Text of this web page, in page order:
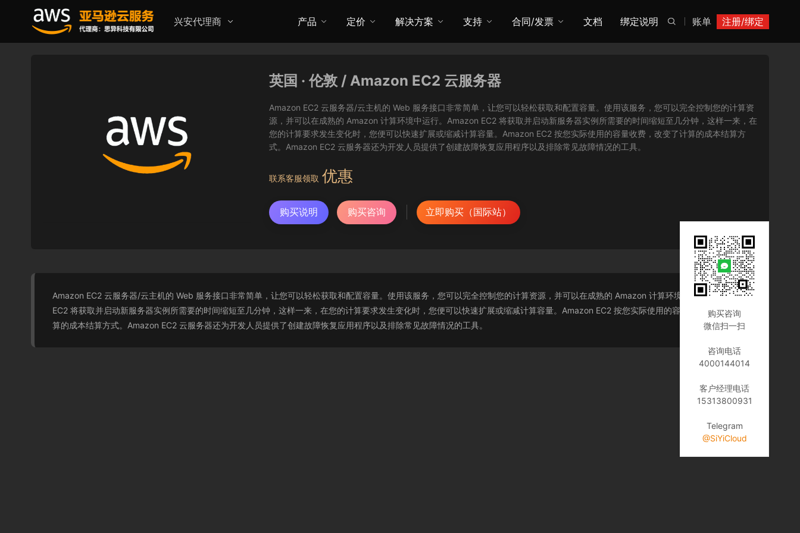
兴安代理商 账单 注册/绑定

产品 定价 解决方案 支持 合同/发票 文档 绑定说明
英国 · 伦敦 / Amazon EC2 云服务器
Amazon EC2 云服务器/云主机的 Web 服务接口非常简单，让您可以轻松获取和配置容量。使用该服务，您可以完全控制您的计算资
源，并可以在成熟的 Amazon 计算环境中运行。Amazon EC2 将获取并启动新服务器实例所需要的时间缩短至几分钟，这样一来，在
您的计算要求发生变化时，您便可以快速扩展或缩减计算容量。Amazon EC2 按您实际使用的容量收费，改变了计算的成本结算方
式。Amazon EC2 云服务器还为开发人员提供了创建故障恢复应用程序以及排除常见故障情况的工具。
联系客服领取 优惠
购买说明 购买咨询 立即购买（国际站）
Amazon EC2 云服务器/云主机的 Web 服务接口非常简单，让您可以轻松获取和配置容量。使用该服务，您可以完全控制您的计算资源，并可以在成熟的 Amazon 计算环境中运行。Amazon
EC2 将获取并启动新服务器实例所需要的时间缩短至几分钟，这样一来，在您的计算要求发生变化时，您便可以快速扩展或缩减计算容量。Amazon EC2 按您实际使用的容量收费，改变了计
算的成本结算方式。Amazon EC2 云服务器还为开发人员提供了创建故障恢复应用程序以及排除常见故障情况的工具。
购买咨询
微信扫一扫
咨询电话
4000144014
客户经理电话
15313800931
Telegram
@SiYiCloud